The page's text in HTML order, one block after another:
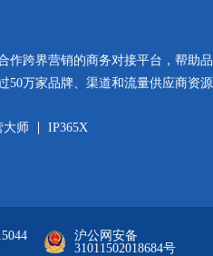
作跨界营销的商务对接平台，帮助
50万家品牌、渠道和流量供应商资
大师 IP365X
沪公网安备
31011502018684号